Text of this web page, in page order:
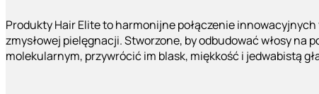
Produkty Hair Elite to harmonijne połączenie innowacyjnych
zmysłowej pielęgnacji. Stworzone, by odbudować włosy na
molekularnym, przywrócić im blask, miękkość i jedwabistą